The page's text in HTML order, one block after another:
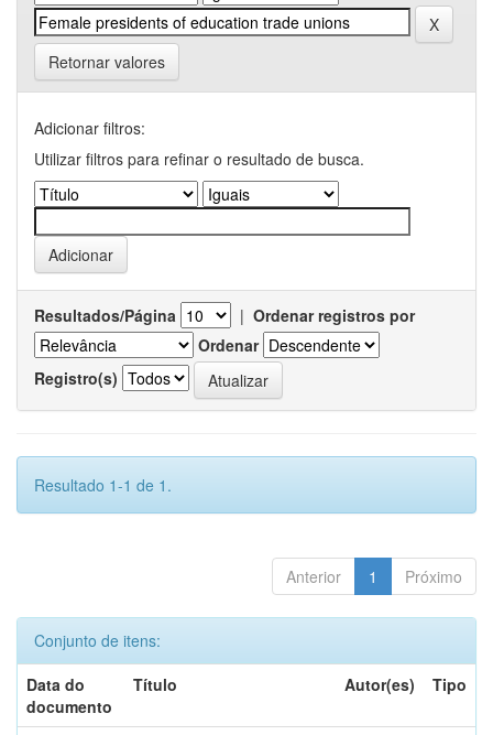
Retornar valores
Adicionar filtros:
Utilizar filtros para refinar o resultado de busca.
Resultados/Página | Ordenar registros por
Ordenar
Registro(s)
Resultado 1-1 de 1.
Anterior 1 Próximo
Conjunto de itens:
Data do
documento
Título Autor(es) Tipo